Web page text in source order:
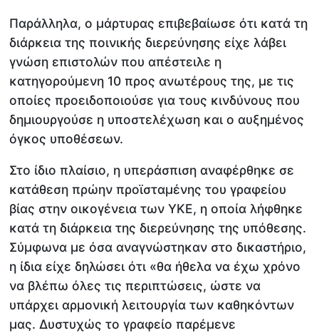
Παράλληλα, ο μάρτυρας επιβεβαίωσε ότι κατά τη
διάρκεια της ποινικής διερεύνησης είχε λάβει
γνώση επιστολών που απέστειλε η
κατηγορούμενη 10 προς ανωτέρους της, με τις
οποίες προειδοποιούσε για τους κινδύνους που
δημιουργούσε η υποστελέχωση και ο αυξημένος
όγκος υποθέσεων.
Στο ίδιο πλαίσιο, η υπεράσπιση αναφέρθηκε σε
κατάθεση πρώην προϊσταμένης του γραφείου
βίας στην οικογένεια των ΥΚΕ, η οποία λήφθηκε
κατά τη διάρκεια της διερεύνησης της υπόθεσης.
Σύμφωνα με όσα αναγνώστηκαν στο δικαστήριο,
η ίδια είχε δηλώσει ότι «θα ήθελα να έχω χρόνο
να βλέπω όλες τις περιπτώσεις, ώστε να
υπάρχει αρμονική λειτουργία των καθηκόντων
μας. Δυστυχώς το γραφείο παρέμενε